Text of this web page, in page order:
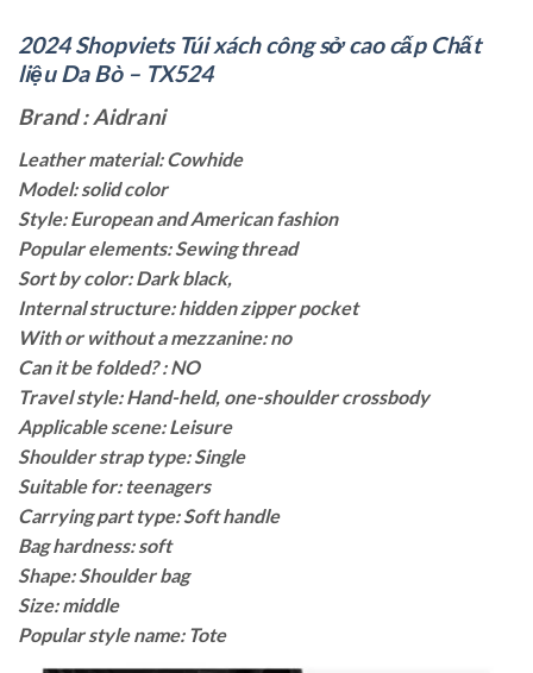
2024 Shopviets Túi xách công sở cao cấp Chất
liệu Da Bò – TX524
Brand : Aidrani
Leather material: Cowhide
Model: solid color
Style: European and American fashion
Popular elements: Sewing thread
Sort by color: Dark black,
Internal structure: hidden zipper pocket
With or without a mezzanine: no
Can it be folded? : NO
Travel style: Hand-held, one-shoulder crossbody
Applicable scene: Leisure
Shoulder strap type: Single
Suitable for: teenagers
Carrying part type: Soft handle
Bag hardness: soft
Shape: Shoulder bag
Size: middle
Popular style name: Tote